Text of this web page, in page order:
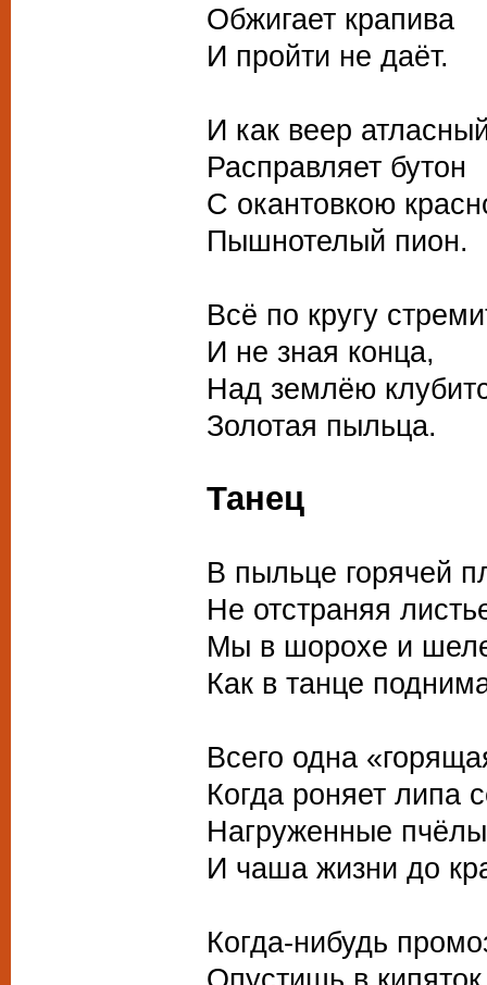
Обжигает крапива
И пройти не даёт.
И как веер
Расправляет бутон
С окантовкою
Пышнотелый пион.
Всё по кругу
И не зная конца,
Над землёю
Золотая пыльца.
Танец
В пыльце горячей
Не отстраняя
Мы в шорохе и
Как в танце
Всего одна
Когда роняет липа
Нагруженные
И чаша жизни до
Когда-нибудь